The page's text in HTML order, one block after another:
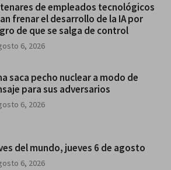
de empleados tecnológicos
frenar el desarrollo de la IA por
de que se salga de control
6, 2026
saca pecho nuclear a modo de
para sus adversarios
6, 2026
del mundo, jueves 6 de agosto
6, 2026